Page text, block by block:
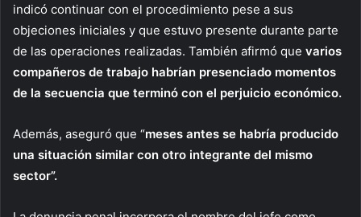
indicó continuar con el procedimiento pese a sus
objeciones iniciales y que estuvo presente durante parte
de las operaciones realizadas. También afirmó que varios
compañeros de trabajo habrían presenciado momentos
de la secuencia que terminó con el perjuicio económico.
Además, aseguró que “meses antes se habría producido
una situación similar con otro integrante del mismo
sector”.